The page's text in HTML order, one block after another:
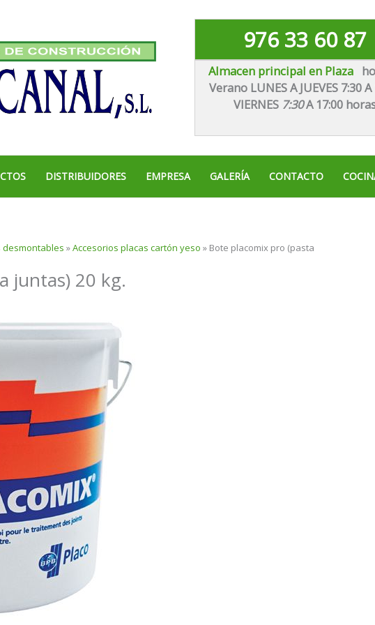
976 33 60 87
Almacen principal en Plaza
Verano LUNES A JUEVES 7:30 A
VIERNES 7:30A 17:00
DISTRIBUIDORES EMPRESA GALERÍA CONTACTO
desmontables »Accesorios placas cartón yeso » Bote placomix pro (pasta
juntas) 20 kg.